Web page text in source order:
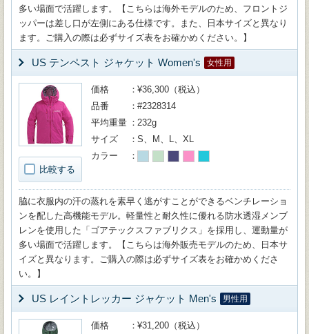
多い場面で活躍します。【こちらは海外モデルのため、フロントジ
ッパーは差し口が左側にある仕様です。また、日本サイズと異なり
ます。ご購入の際は必ずサイズ表をお確かめください。】
US テンペスト ジャケット Women's 女性用
比較する
価格
¥36,300（税込）
品番
#2328314
平均重量
232g
サイズ
S、M、L、XL
カラー
脇に衣服内の汗の蒸れを素早く逃がすことができるベンチレーショ
ンを配した高機能モデル。軽量性と耐久性に優れる防水透湿メンブ
レンを使用した「ゴアテックスファブリクス」を採用し、運動量が
多い場面で活躍します。【こちらは海外販売モデルのため、日本サ
イズと異なります。ご購入の際は必ずサイズ表をお確かめくださ
い。】
US レイントレッカー ジャケット Men's 男性用
価格
¥31,200（税込）